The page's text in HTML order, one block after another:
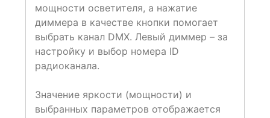
мощности осветителя, а нажатие
диммера в качестве кнопки помогает
выбрать канал DMX. Левый диммер – за
настройку и выбор номера ID
радиоканала.
Значение яркости (мощности) и
выбранных параметров отображается